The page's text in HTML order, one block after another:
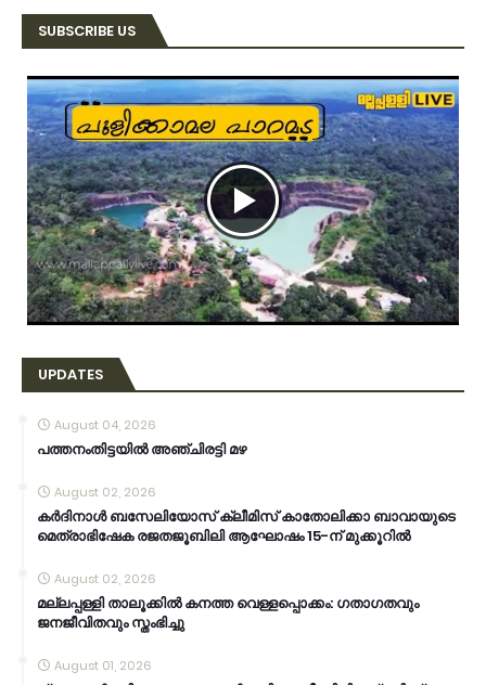
SUBSCRIBE US
UPDATES
August 04, 2026
പത്തനംതിട്ടയിൽ അഞ്ചിരട്ടി മഴ
August 02, 2026
കര്‍ദിനാള്‍ ബസേലിയോസ് ക്ലീമിസ് കാതോലിക്കാ ബാവായുടെ
മെത്രാഭിഷേക രജതജൂബിലി ആഘോഷം 15-ന് മുക്കൂറില്‍
August 02, 2026
മല്ലപ്പള്ളി താലൂക്കിൽ കനത്ത വെള്ളപ്പൊക്കം: ഗതാഗതവും
ജനജീവിതവും സ്തംഭിച്ചു
August 01, 2026